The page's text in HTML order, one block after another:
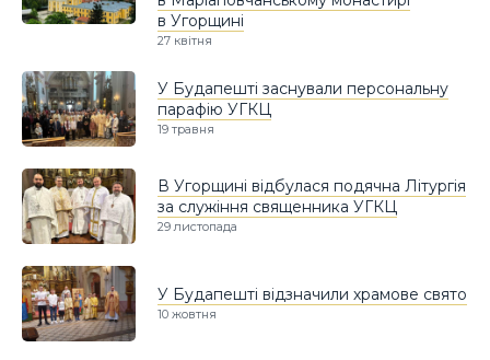
в Угорщині
27 квітня
У Будапешті заснували персональну
парафію УГКЦ
19 травня
В Угорщині відбулася подячна Літургія
за служіння священника УГКЦ
29 листопада
У Будапешті відзначили храмове свято
10 жовтня